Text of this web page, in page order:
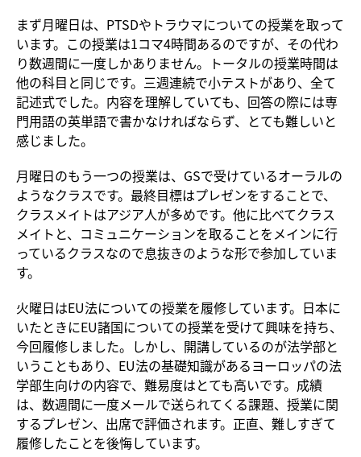
まず月曜日は、PTSDやトラウマについての授業を取って
います。この授業は1コマ4時間あるのですが、その代わ
り数週間に一度しかありません。トータルの授業時間は
他の科目と同じです。三週連続で小テストがあり、全て
記述式でした。内容を理解していても、回答の際には専
門用語の英単語で書かなければならず、とても難しいと
感じました。
月曜日のもう一つの授業は、GSで受けているオーラルの
ようなクラスです。最終目標はプレゼンをすることで、
クラスメイトはアジア人が多めです。他に比べてクラス
メイトと、コミュニケーションを取ることをメインに行
っているクラスなので息抜きのような形で参加していま
す。
火曜日はEU法についての授業を履修しています。日本に
いたときにEU諸国についての授業を受けて興味を持ち、
今回履修しました。しかし、開講しているのが法学部と
いうこともあり、EU法の基礎知識があるヨーロッパの法
学部生向けの内容で、難易度はとても高いです。成績
は、数週間に一度メールで送られてくる課題、授業に関
するプレゼン、出席で評価されます。正直、難しすぎて
履修したことを後悔しています。